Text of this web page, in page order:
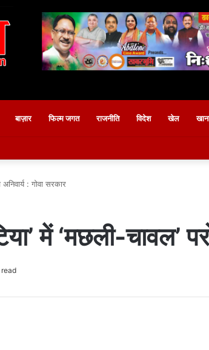
बाज़ार फिल्म जगत राजनीति विदेश खेल
: गोवा सरकार
में ‘मछली-चावल’